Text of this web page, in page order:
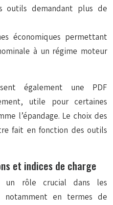
outils demandant plus de
économiques permettant
à un régime moteur
également une PDF
utile pour certaines
l’épandage. Le choix des
fait en fonction des outils
et indices de charge
un rôle crucial dans les
notamment en termes de